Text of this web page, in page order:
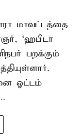
மாவட்டத்தை
‘ஹபிடா
பறக்கும்
ஓட்டம்